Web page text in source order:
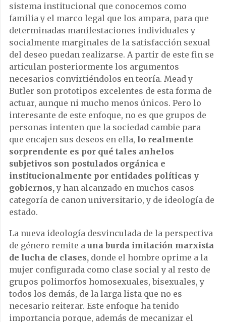
sistema institucional que conocemos como
familia y el marco legal que los ampara, para que
determinadas manifestaciones individuales y
socialmente marginales de la satisfacción sexual
del deseo puedan realizarse. A partir de este fin se
articulan posteriormente los argumentos
necesarios convirtiéndolos en teoría. Mead y
Butler son prototipos excelentes de esta forma de
actuar, aunque ni mucho menos únicos. Pero lo
interesante de este enfoque, no es que grupos de
personas intenten que la sociedad cambie para
que encajen sus deseos en ella, lo realmente
sorprendente es por qué tales anhelos
subjetivos son postulados orgánica e
institucionalmente por entidades políticas y
gobiernos,y han alcanzado en muchos casos
categoría de canon universitario, y de ideología de
estado.
La nueva ideología desvinculada de la perspectiva
de género remite a una burda imitación marxista
de lucha de clases, donde el hombre oprime a la
mujer configurada como clase social y al resto de
grupos polimorfos homosexuales, bisexuales, y
todos los demás, de la larga lista que no es
necesario reiterar. Este enfoque ha tenido
importancia porque, además de mecanizar el